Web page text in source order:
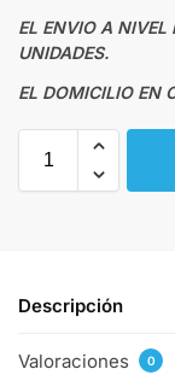
EL ENVIO A NIVEL
UNIDADES.
EL DOMICILIO EN
Descripción
Valoraciones 0